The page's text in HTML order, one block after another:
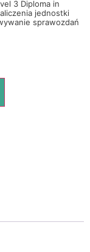
3 Diploma in
jednostki
sprawozdań